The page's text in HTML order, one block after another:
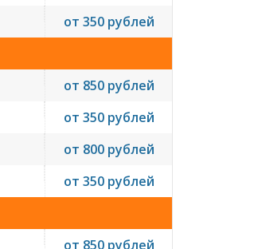
от 350 рублей
от 850 рублей
от 350 рублей
от 800 рублей
от 350 рублей
от 850 рублей